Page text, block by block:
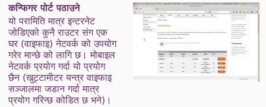
कन्फिगर पोर्ट पठाउने
यो परामिति मात्र इन्टरनेट
जोडिएको कुनै राउटर संग एक
घर (वाइफाइ) नेटवर्क को उपयोग
गरेर मान्छे को लागि छ। मोबाइल
नेटवर्क प्रयोग गर्दा यो प्रयोग
छैन (खुट्टामीटर यन्त्र वाइफाइ
सञ्जालमा जडान गर्दा मात्र
प्रयोग गरिन्छ कोडित छ भने)।